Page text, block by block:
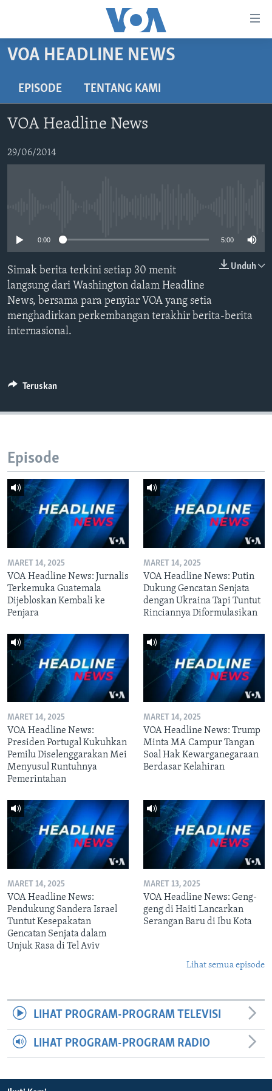
Akses
Utama
Lanjut
Navigasi
DUNIA
POLYGRAPH
DAFTAR PROGRAM
Bahasa-bahasa
VOA HEADLINE NEWS
EPISODE TENTANG KAMI
VOA Headline News
29/06/2014
0:00 5:00
Unduh
Simak berita terkini setiap 30 menit
langsung dari Washington dalam Headline
News, bersama para penyiar VOA yang setia
menghadirkan perkembangan terakhir berita-berita
internasional.
Teruskan
Episode
MARET 14, 2025
VOA Headline News: Jurnalis
Terkemuka Guatemala
Dijebloskan Kembali ke
Penjara
MARET 14, 2025
VOA Headline News: Putin
Dukung Gencatan Senjata
dengan Ukraina Tapi Tuntut
Rinciannya Diformulasikan
MARET 14, 2025
VOA Headline News:
Presiden Portugal Kukuhkan
Pemilu Diselenggarakan Mei
Menyusul Runtuhnya
Pemerintahan
MARET 14, 2025
VOA Headline News: Trump
Minta MA Campur Tangan
Soal Hak Kewarganegaraan
Berdasar Kelahiran
MARET 14, 2025
VOA Headline News:
Pendukung Sandera Israel
Tuntut Kesepakatan
Gencatan Senjata dalam
Unjuk Rasa di Tel Aviv
MARET 13, 2025
VOA Headline News: Geng-
geng di Haiti Lancarkan
Serangan Baru di Ibu Kota
Lihat semua episode
LIHAT PROGRAM-PROGRAM TELEVISI
LIHAT PROGRAM-PROGRAM RADIO